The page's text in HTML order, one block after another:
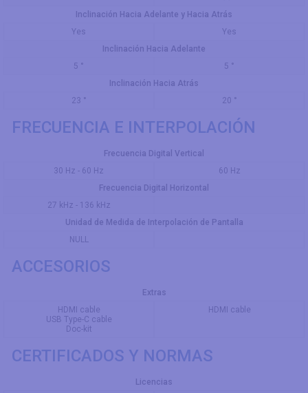
Inclinación Hacia Adelante y Hacia Atrás
Yes
Yes
Inclinación Hacia Adelante
5 °
5 °
Inclinación Hacia Atrás
23 °
20 °
FRECUENCIA E INTERPOLACIÓN
Frecuencia Digital Vertical
30 Hz - 60 Hz
60 Hz
Frecuencia Digital Horizontal
27 kHz - 136 kHz
Unidad de Medida de Interpolación de Pantalla
NULL
ACCESORIOS
Extras
HDMI cable
USB Type-C cable
Doc-kit
HDMI cable
CERTIFICADOS Y NORMAS
Licencias